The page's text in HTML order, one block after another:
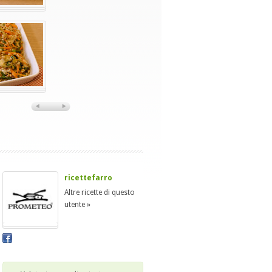
ricettefarro
Altre ricette di questo
utente »